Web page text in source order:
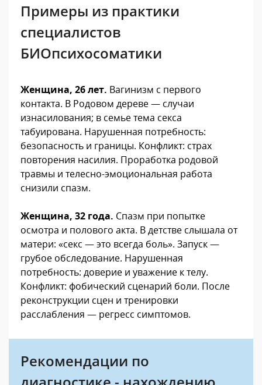
Примеры из практики
специалистов
БИОпсихосоматики
Женщина, 26 лет. Вагинизм с первого
контакта. В Родовом дереве — случаи
изнасилования; в семье тема секса
табуирована. Нарушенная потребность:
безопасность и границы. Конфликт: страх
повторения насилия. Проработка родовой
травмы и телесно-эмоциональная работа
снизили спазм.
Женщина, 32 года. Спазм при попытке
осмотра и полового акта. В детстве слышала от
матери: «секс — это всегда боль». Запуск —
грубое обследование. Нарушенная
потребность: доверие и уважение к телу.
Конфликт: фобический сценарий боли. После
реконструкции сцен и тренировки
расслабления — регресс симптомов.
Рекомендации по